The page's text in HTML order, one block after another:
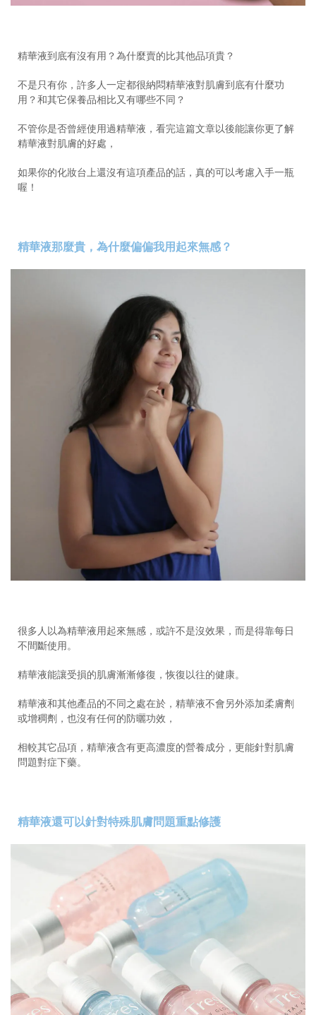
精華液到底有沒有用？為什麼賣的比其他品項貴？
不是只有你，許多人一定都很納悶精華液對肌膚到底有什麼功
用？和其它保養品相比又有哪些不同？
不管你是否曾經使用過精華液，看完這篇文章以後能讓你更了解
精華液對肌膚的好處，
如果你的化妝台上還沒有這項產品的話，真的可以考慮入手一瓶
喔！
精華液那麼貴，為什麼偏偏我用起來無感？
很多人以為精華液用起來無感，或許不是沒效果，而是得靠每日
不間斷使用。
精華液能讓受損的肌膚漸漸修復，恢復以往的健康。
精華液和其他產品的不同之處在於，精華液不會另外添加柔膚劑
或增稠劑，也沒有任何的防曬功效，
相較其它品項，精華液含有更高濃度的營養成分，更能針對肌膚
問題對症下藥。
精華液還可以針對特殊肌膚問題重點修護